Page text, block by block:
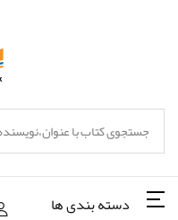
دسته بندی ها